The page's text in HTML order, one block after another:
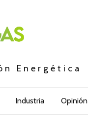
Energética
Industria Opinión